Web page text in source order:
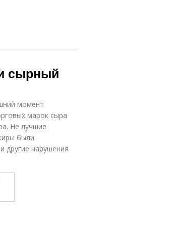
сырный
момент
марок сыра
Не лучшие
были
другие нарушения